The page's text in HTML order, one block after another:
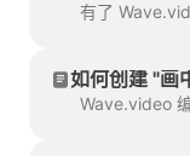
如何创建 "画